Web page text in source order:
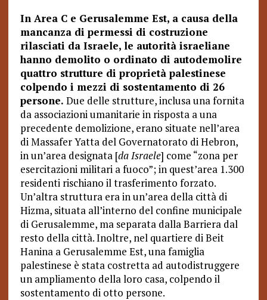
In Area C e Gerusalemme Est, a causa della
mancanza di permessi di costruzione
rilasciati da Israele, le autorità israeliane
hanno demolito o ordinato di autodemolire
quattro strutture di proprietà palestinese
colpendo i mezzi di sostentamento di 26
persone. Due delle strutture, inclusa una fornita
da associazioni umanitarie in risposta a una
precedente demolizione, erano situate nell’area
di Massafer Yatta del Governatorato di Hebron,
in un’area designata [da Israele] come “zona per
esercitazioni militari a fuoco”; in quest’area 1.300
residenti rischiano il trasferimento forzato.
Un’altra struttura era in un’area della città di
Hizma, situata all’interno del confine municipale
di Gerusalemme, ma separata dalla Barriera dal
resto della città. Inoltre, nel quartiere di Beit
Hanina a Gerusalemme Est, una famiglia
palestinese è stata costretta ad autodistruggere
un ampliamento della loro casa, colpendo il
sostentamento di otto persone.